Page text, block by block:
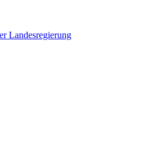
Landesregierung